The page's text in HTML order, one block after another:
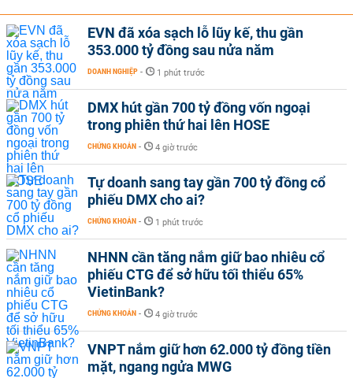
EVN đã xóa sạch lỗ lũy kế, thu gần
353.000 tỷ đồng sau nửa năm
DOANH NGHIỆP - 1 phút trước
DMX hút gần 700 tỷ đồng vốn ngoại
trong phiên thứ hai lên HOSE
CHỨNG KHOÁN - 4 giờ trước
Tự doanh sang tay gần 700 tỷ đồng cổ
phiếu DMX cho ai?
CHỨNG KHOÁN - 1 phút trước
NHNN cần tăng nắm giữ bao nhiêu cổ
phiếu CTG để sở hữu tối thiểu 65%
VietinBank?
CHỨNG KHOÁN - 4 giờ trước
VNPT nắm giữ hơn 62.000 tỷ đồng tiền
mặt, ngang ngửa MWG